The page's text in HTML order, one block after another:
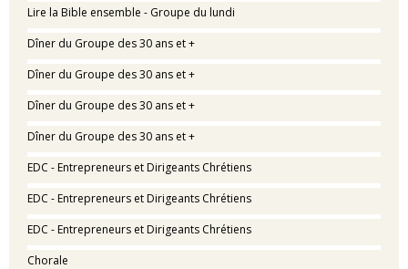
Lire la Bible ensemble - Groupe du lundi
Dîner du Groupe des 30 ans et +
Dîner du Groupe des 30 ans et +
Dîner du Groupe des 30 ans et +
Dîner du Groupe des 30 ans et +
EDC - Entrepreneurs et Dirigeants Chrétiens
EDC - Entrepreneurs et Dirigeants Chrétiens
EDC - Entrepreneurs et Dirigeants Chrétiens
Chorale